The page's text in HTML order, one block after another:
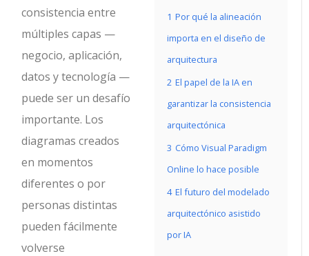
1 Por qué la alineación
importa en el diseño de
arquitectura
2 El papel de la IA en
garantizar la consistencia
arquitectónica
3 Cómo Visual Paradigm
Online lo hace posible
4 El futuro del modelado
arquitectónico asistido
por IA
consistencia entre
múltiples capas —
negocio, aplicación,
datos y tecnología —
puede ser un desafío
importante. Los
diagramas creados
en momentos
diferentes o por
personas distintas
pueden fácilmente
volverse